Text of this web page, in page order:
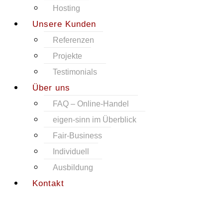
Hosting
Unsere Kunden
Referenzen
Projekte
Testimonials
Über uns
FAQ – Online-Handel
eigen-sinn im Überblick
Fair-Business
Individuell
Ausbildung
Kontakt